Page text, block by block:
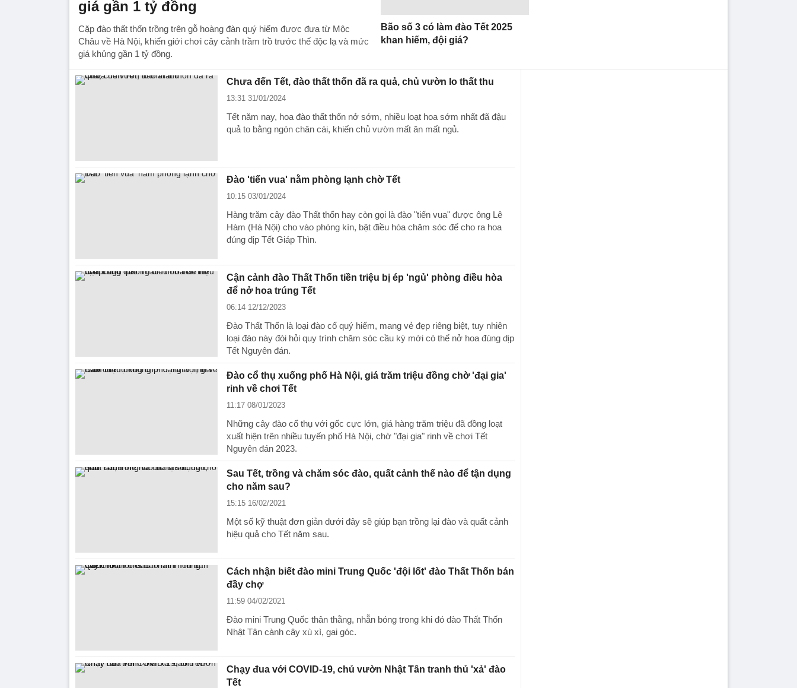
giá gần 1 tỷ đồng
Cặp đào thất thốn trồng trên gỗ hoàng đàn quý hiếm được đưa từ Mộc
Châu về Hà Nội, khiến giới chơi cây cảnh trầm trồ trước thế độc lạ và mức
giá khủng gần 1 tỷ đồng.
Bão số 3 có làm đào Tết 2025
khan hiếm, đội giá?
Chưa đến Tết, đào thất thốn đã ra quả, chủ vườn lo thất thu
13:31 31/01/2024
Tết năm nay, hoa đào thất thốn nở sớm, nhiều loạt hoa sớm nhất đã đậu
quả to bằng ngón chân cái, khiến chủ vườn mất ăn mất ngủ.
Đào 'tiến vua' nằm phòng lạnh chờ Tết
10:15 03/01/2024
Hàng trăm cây đào Thất thốn hay còn gọi là đào "tiến vua" được ông Lê
Hàm (Hà Nội) cho vào phòng kín, bật điều hòa chăm sóc để cho ra hoa
đúng dịp Tết Giáp Thìn.
Cận cảnh đào Thất Thốn tiền triệu bị ép 'ngủ' phòng điều hòa
để nở hoa trúng Tết
06:14 12/12/2023
Đào Thất Thốn là loại đào cổ quý hiếm, mang vẻ đẹp riêng biệt, tuy nhiên
loại đào này đòi hỏi quy trình chăm sóc cầu kỳ mới có thể nở hoa đúng dịp
Tết Nguyên đán.
Đào cổ thụ xuống phố Hà Nội, giá trăm triệu đồng chờ 'đại gia'
rinh về chơi Tết
11:17 08/01/2023
Những cây đào cổ thụ với gốc cực lớn, giá hàng trăm triệu đã đồng loạt
xuất hiện trên nhiều tuyến phố Hà Nội, chờ "đại gia" rinh về chơi Tết
Nguyên đán 2023.
Sau Tết, trồng và chăm sóc đào, quất cảnh thế nào để tận dụng
cho năm sau?
15:15 16/02/2021
Một số kỹ thuật đơn giản dưới đây sẽ giúp bạn trồng lại đào và quất cảnh
hiệu quả cho Tết năm sau.
Cách nhận biết đào mini Trung Quốc 'đội lốt' đào Thất Thốn bán
đầy chợ
11:59 04/02/2021
Đào mini Trung Quốc thân thằng, nhẵn bóng trong khi đó đào Thất Thốn
Nhật Tân cành cây xù xì, gai góc.
Chạy đua với COVID-19, chủ vườn Nhật Tân tranh thủ 'xả' đào
Tết